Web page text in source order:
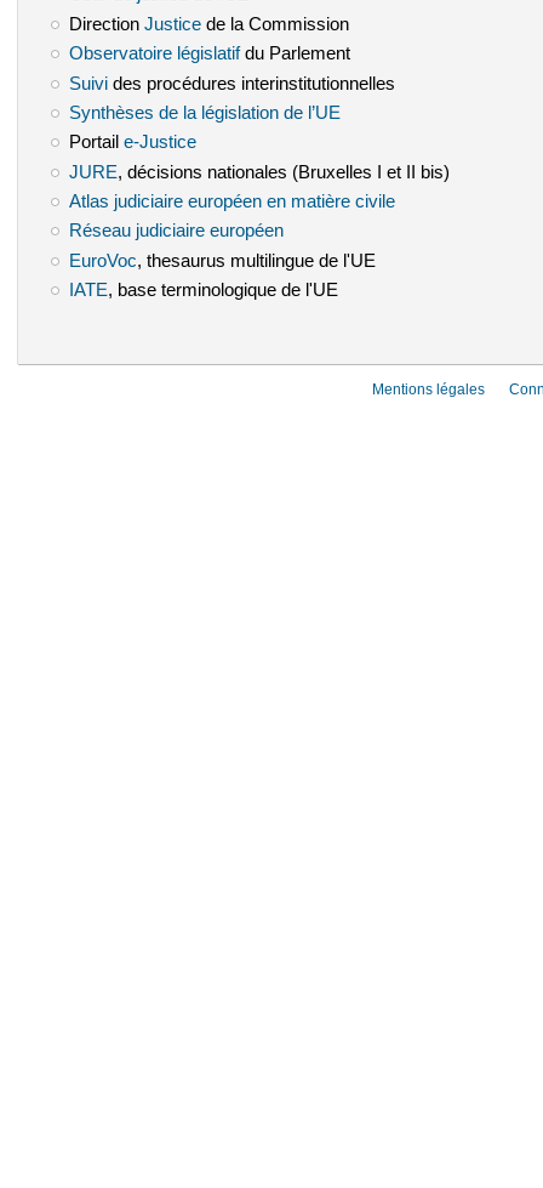
Direction Justice(le lien est externe)
de la Commission
Observatoire législatif(le lien est externe)
du Parlement
Suivi(le lien est externe)
des procédures interinstitutionnelles
Synthèses de la législation de l’UE
Portail e-Justice(le lien est externe)
JURE (le lien est externe)
, décisions nationales (Bruxelles I et II bis)
Atlas judiciaire européen en matière civile(le lien est externe)
Réseau judiciaire européen(le lien est externe)
EuroVoc (le lien est externe)
, thesaurus multilingue de l'UE
IATE(le lien est externe)
, base terminologique de l'UE
Mentions légales